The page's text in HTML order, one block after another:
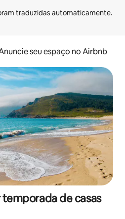
seu espaço no Airbnb
de casas